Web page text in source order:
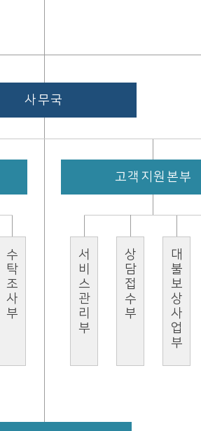
사무국
수탁조사부
고객지원본부
서비스관리부 상담접수부 대불보상사업부